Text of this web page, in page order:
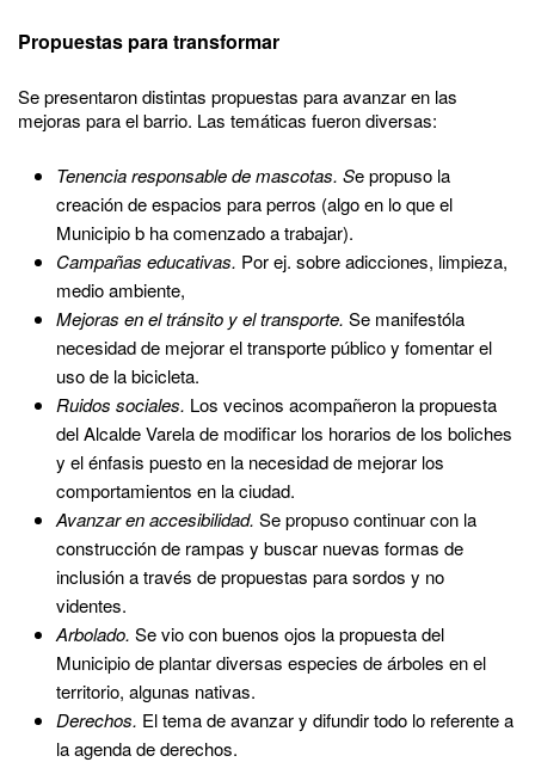
Propuestas para transformar
Se presentaron distintas propuestas para avanzar en las
mejoras para el barrio. Las temáticas fueron diversas:
Tenencia responsable de mascotas. Se propuso la
creación de espacios para perros (algo en lo que el
Municipio b ha comenzado a trabajar).
Campañas educativas. Por ej. sobre adicciones, limpieza,
medio ambiente,
Mejoras en el tránsito y el transporte. Se manifestóla
necesidad de mejorar el transporte público y fomentar el
uso de la bicicleta.
Ruidos sociales. Los vecinos acompañeron la propuesta
del Alcalde Varela de modificar los horarios de los boliches
y el énfasis puesto en la necesidad de mejorar los
comportamientos en la ciudad.
Avanzar en accesibilidad. Se propuso continuar con la
construcción de rampas y buscar nuevas formas de
inclusión a través de propuestas para sordos y no
videntes.
Arbolado. Se vio con buenos ojos la propuesta del
Municipio de plantar diversas especies de árboles en el
territorio, algunas nativas.
Derechos. El tema de avanzar y difundir todo lo referente a
la agenda de derechos.